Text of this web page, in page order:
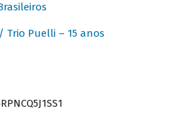
Trio Puelli – 15 anos